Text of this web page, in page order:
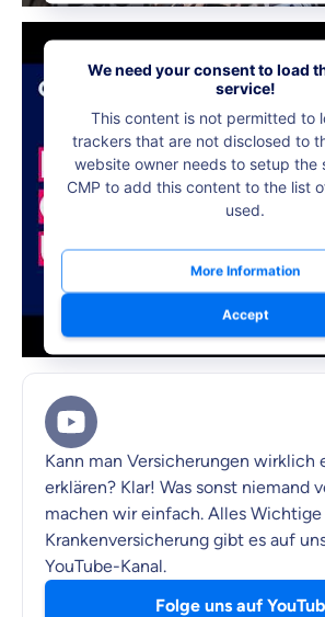
We need your consent to load
service!
This content is not permitted to
trackers that are not disclosed to
website owner needs to setup the
CMP to add this content to the list
used.
More Information
Accept
Kann man Versicherungen wirklich
erklären? Klar! Was sonst niemand
machen wir einfach. Alles Wichtige
Krankenversicherung gibt es auf
YouTube-Kanal.
Folge uns auf